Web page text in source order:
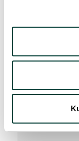
Lav
Høj
Stejl